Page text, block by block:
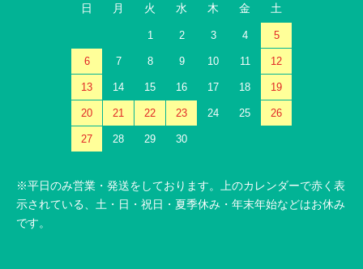
日 月 火 水 木 金 土
1 2 3 4 5
6 7 8 9 10 11 12
13 14 15 16 17 18 19
20 21 22 23 24 25 26
27 28 29 30
※平日のみ営業・発送をしております。上のカレンダーで赤く表
示されている、土・日・祝日・夏季休み・年末年始などはお休み
です。